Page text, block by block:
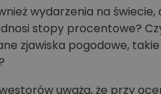
wydarzenia na świecie,
stopy procentowe?
zjawiska pogodowe,
uważa, że przy